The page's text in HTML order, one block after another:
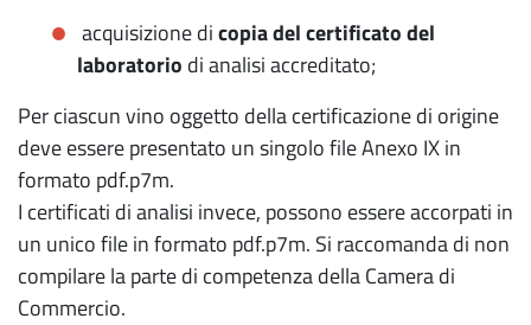
acquisizione dicopia del certificato del
laboratorio di analisi accreditato;
Per ciascun vino oggetto della certificazione di origine
deve essere presentato un singolo file Anexo IX in
formato pdf.p7m.
I certificati di analisi invece, possono essere accorpati in
un unico file in formato pdf.p7m. Si raccomanda di non
compilare la parte di competenza della Camera di
Commercio.